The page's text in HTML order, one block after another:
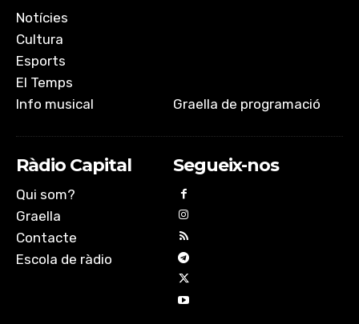
Notícies
Cultura
Esports
El Temps
Info musical
Graella de programació
Ràdio Capital
Qui som?
Graella
Contacte
Escola de ràdio
Segueix-nos